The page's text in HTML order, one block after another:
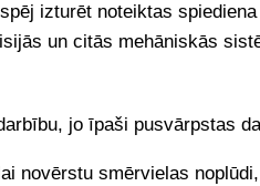
izturēt noteiktas
un citās mehāniskās
jo īpaši pusvārpstas
novērstu smērvielas